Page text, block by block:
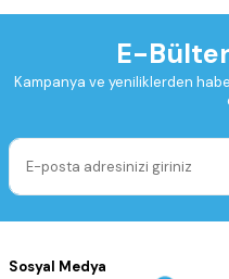
E-
Kampanya ve yeniliklerden
Sosyal Medya